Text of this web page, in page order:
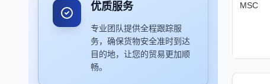
优质服务
专业团队提供全程跟踪服
务，确保货物安全准时到达
目的地，让您的贸易更加顺
畅。
MSC